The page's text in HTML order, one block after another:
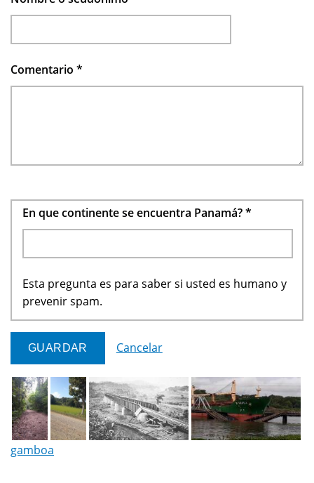
Comentario *
En que continente se encuentra Panamá?*
Esta pregunta es para saber si usted es humano y
prevenir spam.
Cancelar
gamboa